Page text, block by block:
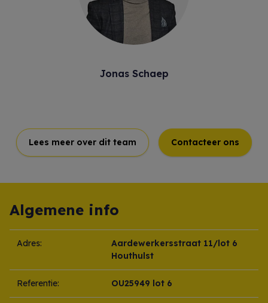
Jonas Schaep
Lees meer over dit team Contacteer ons
Algemene info
Adres:
Aardewerkersstraat 11/lot 6
Houthulst
Referentie: OU25949 lot 6